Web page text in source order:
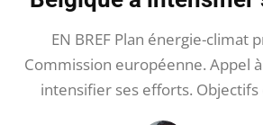
EN BREF Plan énergie-climat
Commission européenne. Appel
intensifier ses efforts.